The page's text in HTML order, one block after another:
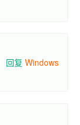
回复 Windows